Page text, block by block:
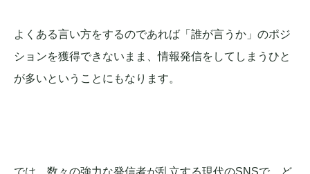
よくある言い方をするのであれば「誰が言うか」のポジ
ションを獲得できないまま、情報発信をしてしまうひと
が多いということにもなります。
では、数々の強力な発信者が乱立する現代のSNSで、ど